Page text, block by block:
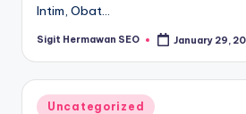
Intim, Obat…
Posted
Sigit Hermawan SEO January 29,
Posted
Uncategorized